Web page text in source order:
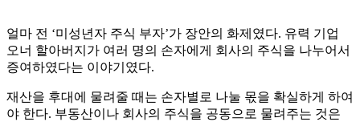
얼마 전 ‘미성년자 주식 부자’가 장안의 화제였다. 유력 기업
오너 할아버지가 여러 명의 손자에게 회사의 주식을 나누어서
증여하였다는 이야기였다.
재산을 후대에 물려줄 때는 손자별로 나눌 몫을 확실하게 하여
야 한다. 부동산이나 회사의 주식을 공동으로 물려주는 것은